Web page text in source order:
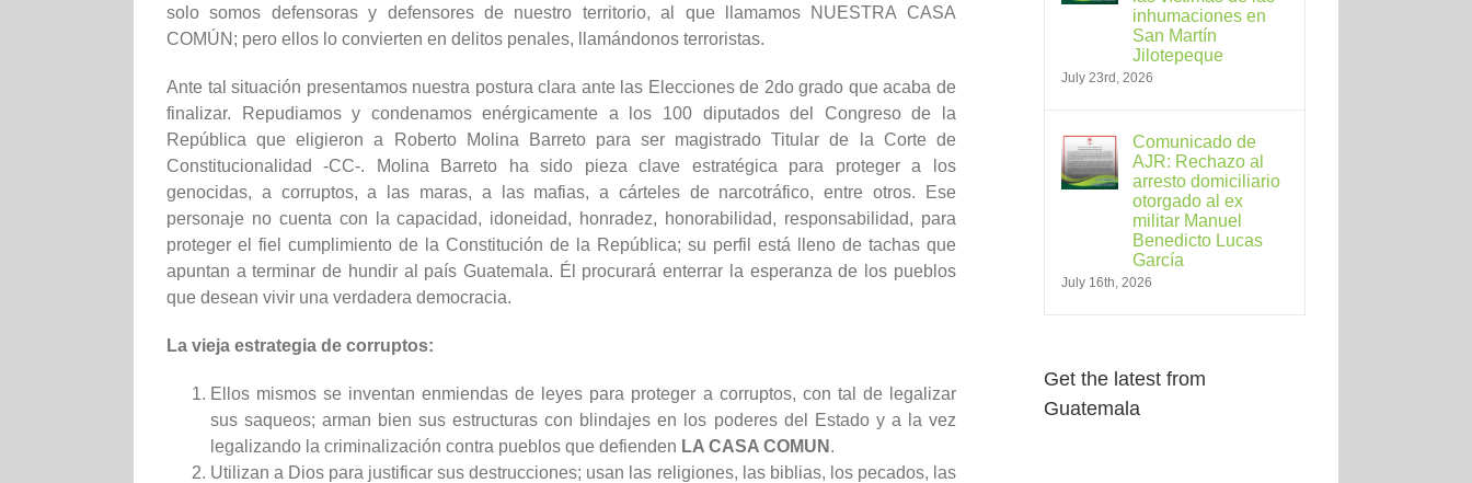
solo somos defensoras y defensores de nuestro territorio, al que llamamos NUESTRA CASA
COMÚN; pero ellos lo convierten en delitos penales, llamándonos terroristas.
Ante tal situación presentamos nuestra postura clara ante las Elecciones de 2do grado que acaba de
finalizar. Repudiamos y condenamos enérgicamente a los 100 diputados del Congreso de la
República que eligieron a Roberto Molina Barreto para ser magistrado Titular de la Corte de
Constitucionalidad -CC-. Molina Barreto ha sido pieza clave estratégica para proteger a los
genocidas, a corruptos, a las maras, a las mafias, a cárteles de narcotráfico, entre otros. Ese
personaje no cuenta con la capacidad, idoneidad, honradez, honorabilidad, responsabilidad, para
proteger el fiel cumplimiento de la Constitución de la República; su perfil está lleno de tachas que
apuntan a terminar de hundir al país Guatemala. Él procurará enterrar la esperanza de los pueblos
que desean vivir una verdadera democracia.
La vieja estrategia de corruptos:
Ellos mismos se inventan enmiendas de leyes para proteger a corruptos, con tal de legalizar
sus saqueos; arman bien sus estructuras con blindajes en los poderes del Estado y a la vez
legalizando la criminalización contra pueblos que defienden LA CASA COMUN .
Utilizan a Dios para justificar sus destrucciones; usan las religiones, las biblias, los pecados, las
inhumaciones en
San Martín
Jilotepeque
July 23rd, 2026
Comunicado de
AJR: Rechazo al
arresto domiciliario
otorgado al ex
militar Manuel
Benedicto Lucas
García
July 16th, 2026
Get the latest from
Guatemala